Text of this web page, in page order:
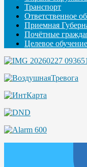
Транспорт
Ответственное
Приемная
Почётные
Целевое обучение